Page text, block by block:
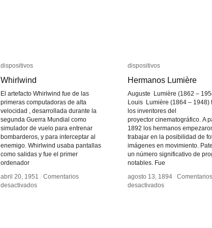
dispositivos
Whirlwind
El artefacto Whirlwind fue de las
primeras computadoras de alta
velocidad , desarrollada durante la
segunda Guerra Mundial como
simulador de vuelo para entrenar
bombarderos, y para interceptar al
enemigo. Whirlwind usaba pantallas
como salidas y fue el primer
ordenador
abril 20, 1951 / Comentarios
desactivadosen
dispositivos
Whirlwind
abril 20, 1951 / Comentarios
desactivadosen
dispositivos
Hermanos Lumière
Auguste Lumière (1862 –
Louis Lumière (1864 – 1948)
los inventores del
proyector cinematográfico. A
1892 los hermanos
trabajar en la posibilidad de
imágenes en movimiento.
un número significativo de
notables. Fue
agosto 13, 1894 / Comentarios
desactivadosen
dispositivos
Hermanos Lumière
agosto 13, 1894 / Comentarios
desactivadosen